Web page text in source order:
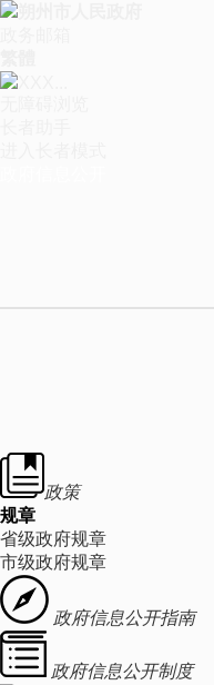
政策
规章
省级政府规章
市级政府规章
政府信息公开指南
政府信息公开制度